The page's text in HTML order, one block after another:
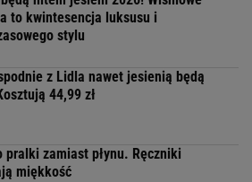
to kwintesencja luksusu i
stylu
z Lidla nawet jesienią będą
44,99 zł
pralki zamiast płynu. Ręczniki
miękkość